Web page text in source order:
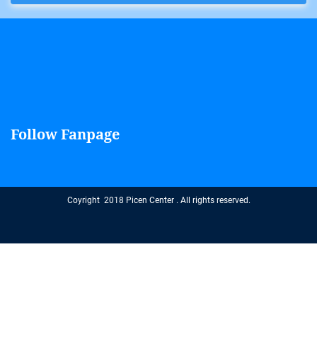
Follow Fanpage
Coyright 2018 Picen Center . All rights reserved.